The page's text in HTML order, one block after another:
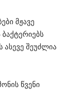
მჟავე
ასევე შეუძლია
წვენი